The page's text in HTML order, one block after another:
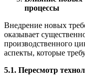
процессы
Внедрение новых
оказывает
производственного
аспекты, которые
5.1. Пересмотр